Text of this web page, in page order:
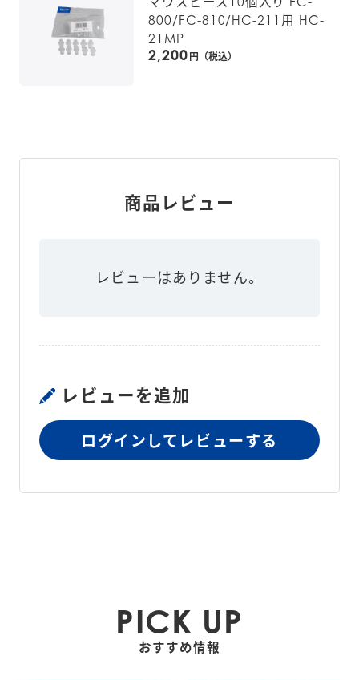
800/FC-810/HC-211用 HC-
21MP
2,200 円（税込）
商品レビュー
レビューはありません。
レビューを追加
ログインしてレビューする
PICK UP
おすすめ情報